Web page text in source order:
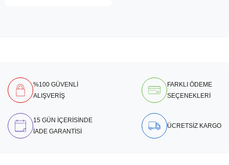
%100 GÜVENLİ
ALIŞVERİŞ
FARKLI ÖDEME
SEÇENEKLERİ
15 GÜN İÇERİSİNDE
İADE GARANTİSİ
ÜCRETSİZ KARGO